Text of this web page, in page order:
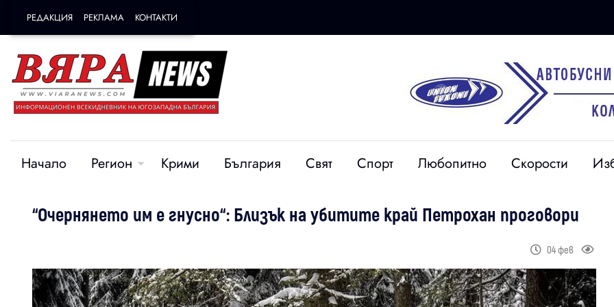
РЕДАКЦИЯ РЕКЛАМА КОНТАКТИ
Начало Регион Крими България Свят Спорт Любопитно Скорости
“Очернянето им е гнусно“: Близък на убитите край Петрохан проговори
04 фев